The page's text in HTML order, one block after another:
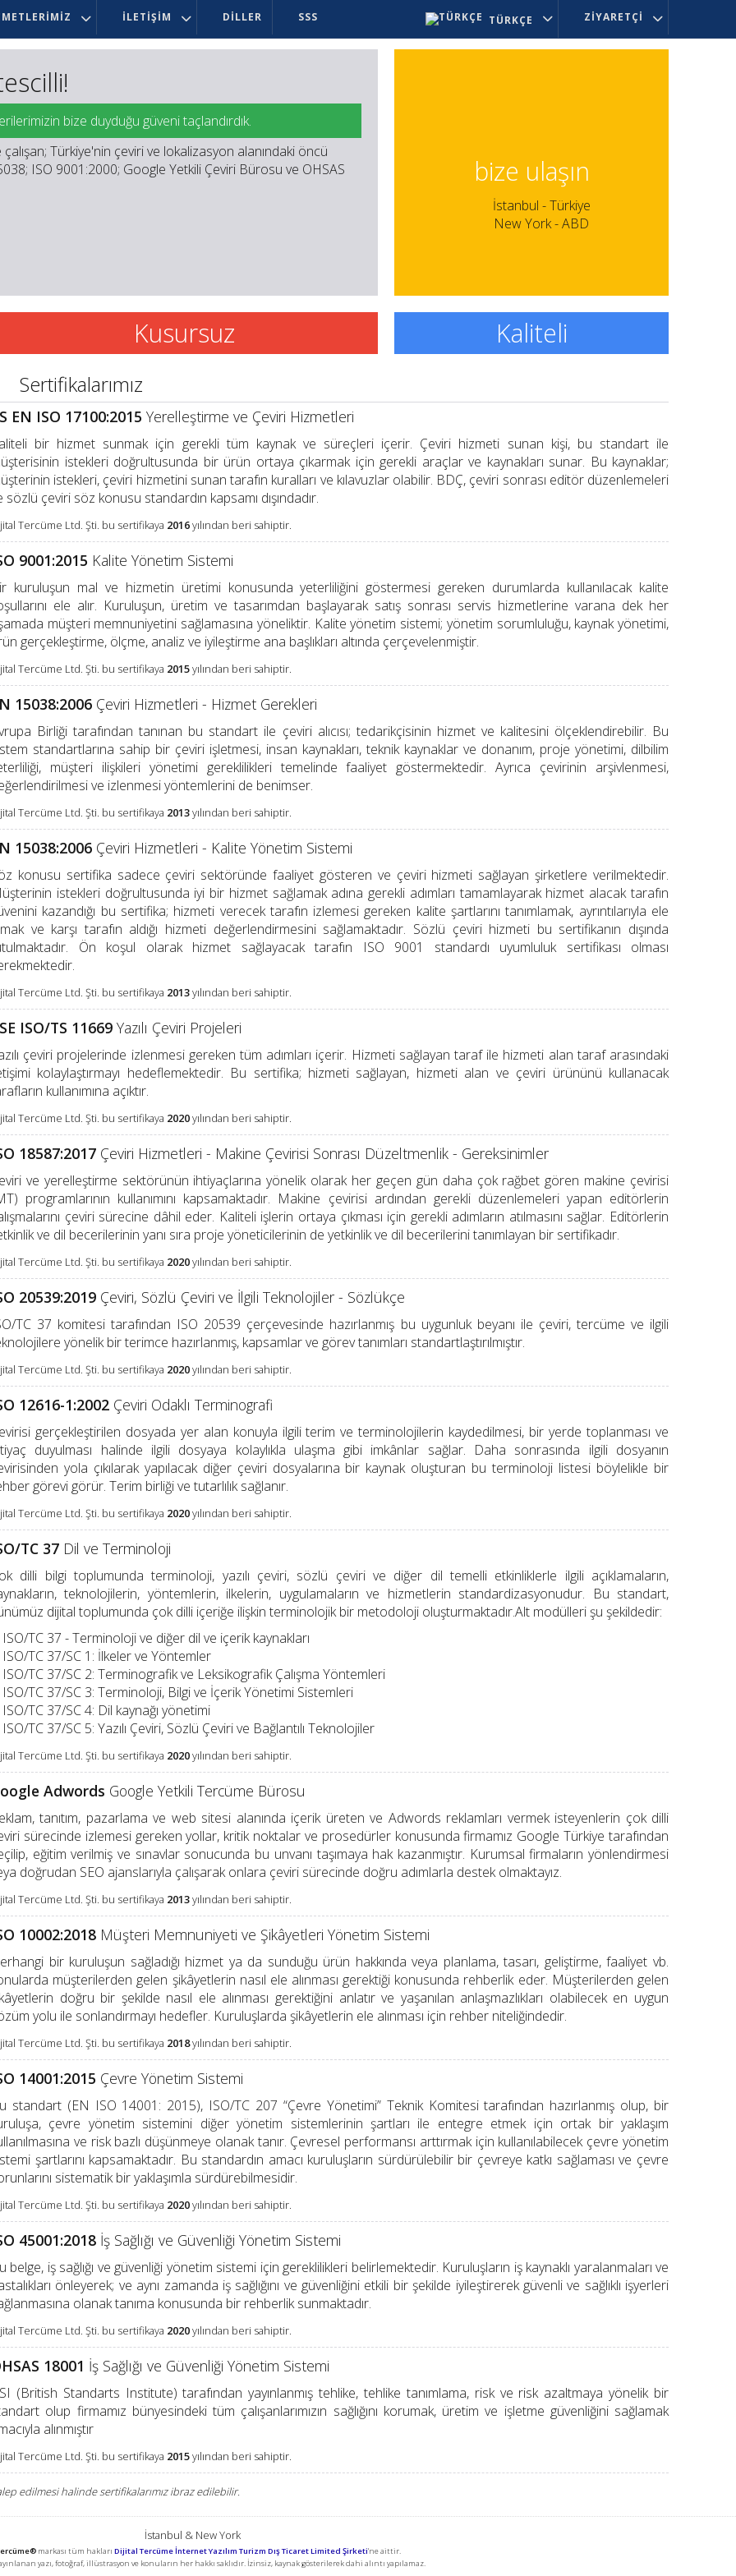
İLETIŞIM DILLER SSS ZIYARETÇI
TÜRKÇE
en önemli 5 sebebi:
bize ulaşın
İstanbul - Türkiye
New York - ABD
Kusursuz Kaliteli
Sertifikalarımız
EN ISO 17100:2015 Yerelleştirme ve Çeviri Hizmetleri
bir hizmet sunmak için gerekli tüm kaynak ve süreçleri içerir. Çeviri hizmeti sunan kişi, bu standart ile
istekleri doğrultusunda bir ürün ortaya çıkarmak için gerekli araçlar ve kaynakları sunar. Bu kaynaklar;
istekleri, çeviri hizmetini sunan tarafın kuralları ve kılavuzlar olabilir. BDÇ, çeviri sonrası editör düzenlemeleri
sözlü çeviri söz konusu standardın kapsamı dışındadır.
Tercüme Ltd. Şti. bu sertifikaya 2016yılından beri sahiptir.
9001:2015 Kalite Yönetim Sistemi
kuruluşun mal ve hizmetin üretimi konusunda yeterliliğini göstermesi gereken durumlarda kullanılacak kalite
ele alır. Kuruluşun, üretim ve tasarımdan başlayarak satış sonrası servis hizmetlerine varana dek her
müşteri memnuniyetini sağlamasına yöneliktir. Kalite yönetim sistemi; yönetim sorumluluğu, kaynak yönetimi,
gerçekleştirme, ölçme, analiz ve iyileştirme ana başlıkları altında çerçevelenmiştir.
Tercüme Ltd. Şti. bu sertifikaya 2015yılından beri sahiptir.
15038:2006 Çeviri Hizmetleri - Hizmet Gerekleri
Birliği tarafından tanınan bu standart ile çeviri alıcısı; tedarikçisinin hizmet ve kalitesini ölçeklendirebilir. Bu
standartlarına sahip bir çeviri işletmesi, insan kaynakları, teknik kaynaklar ve donanım, proje yönetimi, dilbilim
müşteri ilişkileri yönetimi gereklilikleri temelinde faaliyet göstermektedir. Ayrıca çevirinin arşivlenmesi,
ve izlenmesi yöntemlerini de benimser.
Tercüme Ltd. Şti. bu sertifikaya 2013yılından beri sahiptir.
15038:2006 Çeviri Hizmetleri - Kalite Yönetim Sistemi
konusu sertifika sadece çeviri sektöründe faaliyet gösteren ve çeviri hizmeti sağlayan şirketlere verilmektedir.
istekleri doğrultusunda iyi bir hizmet sağlamak adına gerekli adımları tamamlayarak hizmet alacak tarafın
kazandığı bu sertifika; hizmeti verecek tarafın izlemesi gereken kalite şartlarını tanımlamak, ayrıntılarıyla ele
ve karşı tarafın aldığı hizmeti değerlendirmesini sağlamaktadır. Sözlü çeviri hizmeti bu sertifikanın dışında
Ön koşul olarak hizmet sağlayacak tarafın ISO 9001 standardı uyumluluk sertifikası olması
Tercüme Ltd. Şti. bu sertifikaya 2013yılından beri sahiptir.
ISO/TS 11669 Yazılı Çeviri Projeleri
çeviri projelerinde izlenmesi gereken tüm adımları içerir. Hizmeti sağlayan taraf ile hizmeti alan taraf arasındaki
kolaylaştırmayı hedeflemektedir. Bu sertifika; hizmeti sağlayan, hizmeti alan ve çeviri ürününü kullanacak
kullanımına açıktır.
Tercüme Ltd. Şti. bu sertifikaya 2020yılından beri sahiptir.
18587:2017 Çeviri Hizmetleri - Makine Çevirisi Sonrası Düzeltmenlik - Gereksinimler
ve yerelleştirme sektörünün ihtiyaçlarına yönelik olarak her geçen gün daha çok rağbet gören makine çevirisi
programlarının kullanımını kapsamaktadır. Makine çevirisi ardından gerekli düzenlemeleri yapan editörlerin
çeviri sürecine dâhil eder. Kaliteli işlerin ortaya çıkması için gerekli adımların atılmasını sağlar. Editörlerin
ve dil becerilerinin yanı sıra proje yöneticilerinin de yetkinlik ve dil becerilerini tanımlayan bir sertifikadır.
Tercüme Ltd. Şti. bu sertifikaya 2020yılından beri sahiptir.
20539:2019 Çeviri, Sözlü Çeviri ve İlgili Teknolojiler - Sözlükçe
TC 37 komitesi tarafından ISO 20539 çerçevesinde hazırlanmış bu uygunluk beyanı ile çeviri, tercüme ve ilgili
yönelik bir terimce hazırlanmış, kapsamlar ve görev tanımları standartlaştırılmıştır.
Tercüme Ltd. Şti. bu sertifikaya 2020yılından beri sahiptir.
12616-1:2002 Çeviri Odaklı Terminografi
gerçekleştirilen dosyada yer alan konuyla ilgili terim ve terminolojilerin kaydedilmesi, bir yerde toplanması ve
duyulması halinde ilgili dosyaya kolaylıkla ulaşma gibi imkânlar sağlar. Daha sonrasında ilgili dosyanın
yola çıkılarak yapılacak diğer çeviri dosyalarına bir kaynak oluşturan bu terminoloji listesi böylelikle bir
görevi görür. Terim birliği ve tutarlılık sağlanır.
Tercüme Ltd. Şti. bu sertifikaya 2020yılından beri sahiptir.
TC 37 Dil ve Terminoloji
dilli bilgi toplumunda terminoloji, yazılı çeviri, sözlü çeviri ve diğer dil temelli etkinliklerle ilgili açıklamaların,
teknolojilerin, yöntemlerin, ilkelerin, uygulamaların ve hizmetlerin standardizasyonudur. Bu standart,
dijital toplumunda çok dilli içeriğe ilişkin terminolojik bir metodoloji oluşturmaktadır.Alt modülleri şu şekildedir:
ISO/TC 37 - Terminoloji ve diğer dil ve içerik kaynakları
ISO/TC 37/SC 1: İlkeler ve Yöntemler
ISO/TC 37/SC 2: Terminografik ve Leksikografik Çalışma Yöntemleri
ISO/TC 37/SC 3: Terminoloji, Bilgi ve İçerik Yönetimi Sistemleri
ISO/TC 37/SC 4: Dil kaynağı yönetimi
ISO/TC 37/SC 5: Yazılı Çeviri, Sözlü Çeviri ve Bağlantılı Teknolojiler
Tercüme Ltd. Şti. bu sertifikaya 2020yılından beri sahiptir.
Adwords Google Yetkili Tercüme Bürosu
tanıtım, pazarlama ve web sitesi alanında içerik üreten ve Adwords reklamları vermek isteyenlerin çok dilli
sürecinde izlemesi gereken yollar, kritik noktalar ve prosedürler konusunda firmamız Google Türkiye tarafından
eğitim verilmiş ve sınavlar sonucunda bu unvanı taşımaya hak kazanmıştır. Kurumsal firmaların yönlendirmesi
doğrudan SEO ajanslarıyla çalışarak onlara çeviri sürecinde doğru adımlarla destek olmaktayız.
Tercüme Ltd. Şti. bu sertifikaya 2013yılından beri sahiptir.
10002:2018 Müşteri Memnuniyeti ve Şikâyetleri Yönetim Sistemi
bir kuruluşun sağladığı hizmet ya da sunduğu ürün hakkında veya planlama, tasarı, geliştirme, faaliyet vb.
müşterilerden gelen şikâyetlerin nasıl ele alınması gerektiği konusunda rehberlik eder. Müşterilerden gelen
doğru bir şekilde nasıl ele alınması gerektiğini anlatır ve yaşanılan anlaşmazlıkları olabilecek en uygun
yolu ile sonlandırmayı hedefler. Kuruluşlarda şikâyetlerin ele alınması için rehber niteliğindedir.
Tercüme Ltd. Şti. bu sertifikaya 2018yılından beri sahiptir.
14001:2015 Çevre Yönetim Sistemi
standart (EN ISO 14001: 2015), ISO/TC 207 “Çevre Yönetimi” Teknik Komitesi tarafından hazırlanmış olup, bir
çevre yönetim sistemini diğer yönetim sistemlerinin şartları ile entegre etmek için ortak bir yaklaşım
ve risk bazlı düşünmeye olanak tanır. Çevresel performansı arttırmak için kullanılabilecek çevre yönetim
şartlarını kapsamaktadır. Bu standardın amacı kuruluşların sürdürülebilir bir çevreye katkı sağlaması ve çevre
sistematik bir yaklaşımla sürdürebilmesidir.
Tercüme Ltd. Şti. bu sertifikaya 2020yılından beri sahiptir.
45001:2018 İş Sağlığı ve Güvenliği Yönetim Sistemi
belge, iş sağlığı ve güvenliği yönetim sistemi için gereklilikleri belirlemektedir. Kuruluşların iş kaynaklı yaralanmaları ve
önleyerek; ve aynı zamanda iş sağlığını ve güvenliğini etkili bir şekilde iyileştirerek güvenli ve sağlıklı işyerleri
olanak tanıma konusunda bir rehberlik sunmaktadır.
Tercüme Ltd. Şti. bu sertifikaya 2020yılından beri sahiptir.
18001 İş Sağlığı ve Güvenliği Yönetim Sistemi
(British Standarts Institute) tarafından yayınlanmış tehlike, tehlike tanımlama, risk ve risk azaltmaya yönelik bir
olup firmamız bünyesindeki tüm çalışanlarımızın sağlığını korumak, üretim ve işletme güvenliğini sağlamak
alınmıştır
Tercüme Ltd. Şti. bu sertifikaya 2015yılından beri sahiptir.
edilmesi halinde sertifikalarımız ibraz edilebilir.
İstanbul & New York
markası tüm hakları Dijital Tercüme İnternet Yazılım Turizm Dış Ticaret Limited Şirketi'ne aittir.
yazı, fotoğraf, illüstrasyon ve konuların her hakkı saklıdır. İzinsiz, kaynak gösterilerek dahi alıntı yapılamaz.